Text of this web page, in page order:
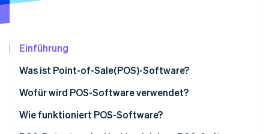
Stripe-Sessions 2026
Erfahren Sie, wie Stripe Lösungen für die
Jetzt ansehen
Einführung
Was ist Point-of-Sale(POS)-Software?
Wofür wird POS-Software verwendet?
Wie funktioniert POS-Software?